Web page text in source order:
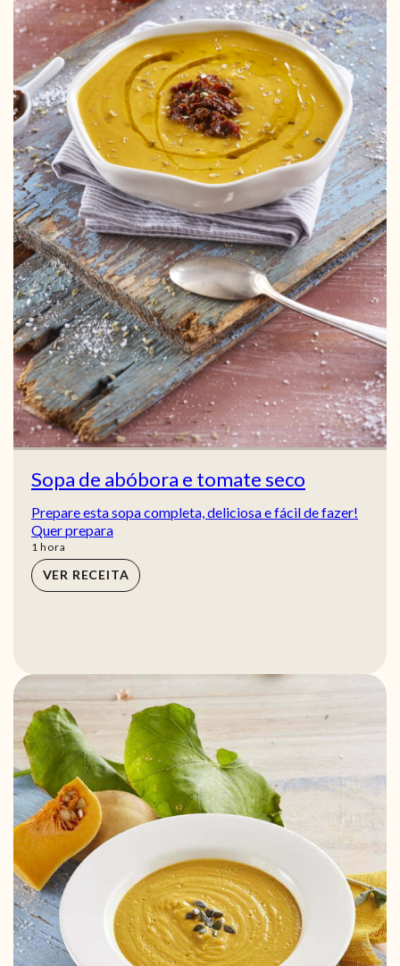
Sopa de abóbora e tomate seco
Prepare esta sopa completa, deliciosa e fácil de fazer!
Quer prepara
1 hora
hora
VER RECEITA